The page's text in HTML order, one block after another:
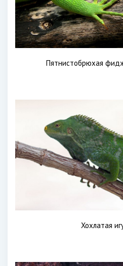
Пятнистобрюхая
Хохлатая